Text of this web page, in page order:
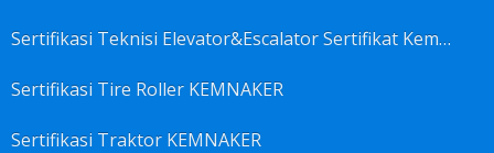
Sertifikasi Teknisi Elevator&Escalator Sertifikat Kemenaker KEMNAKER
Sertifikasi Tire Roller KEMNAKER
Sertifikasi Traktor KEMNAKER